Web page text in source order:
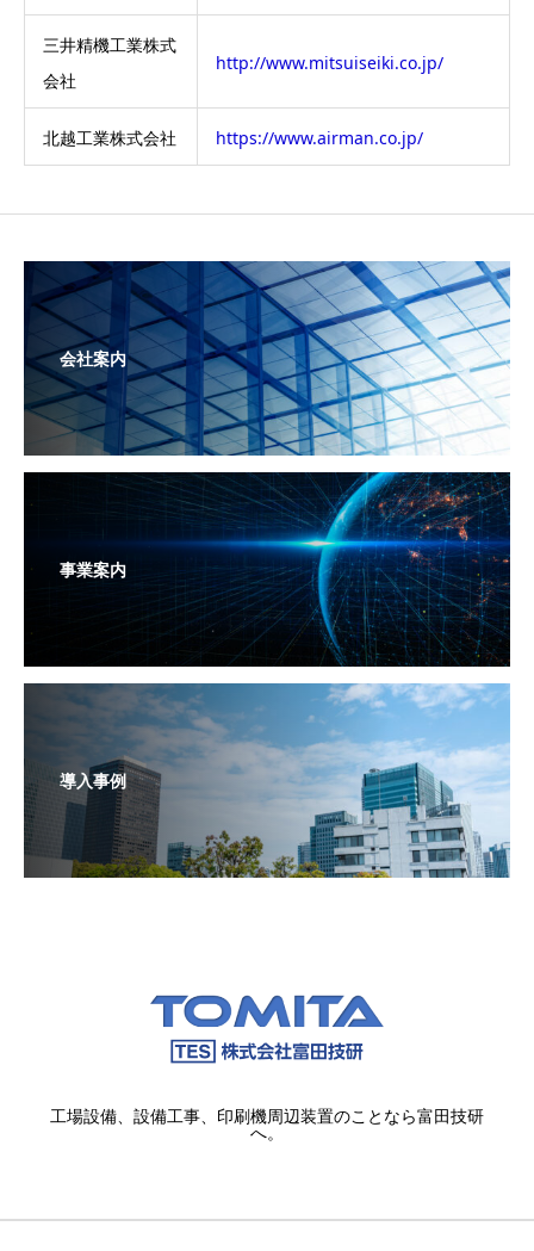
三井精機工業株式
会社
http://www.mitsuiseiki.co.jp/
北越工業株式会社 https://www.airman.co.jp/
会社案内
事業案内
導入事例
工場設備、設備工事、印刷機周辺装置のことなら富田技研
へ。